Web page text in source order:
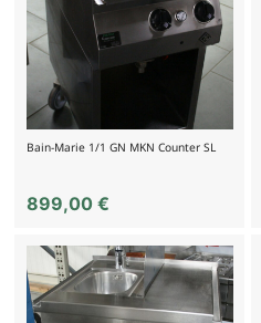
Bain-Marie 1/1 GN MKN Counter SL
899,00 €